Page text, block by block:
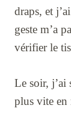
draps, et
geste m’a
vérifier le
Le soir, j’ai
plus vite en